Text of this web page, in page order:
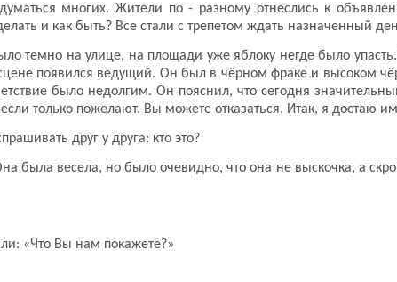
многих. Жители по - разному отнеслись к
и как быть? Все стали с трепетом ждать назначенный
темно на улице, на площади уже яблоку негде было
появился ведущий. Он был в чёрном фраке и высоком
было недолгим. Он пояснил, что сегодня
только пожелают. Вы можете отказаться. Итак, я достаю
друг у друга: кто это?
была весела, но было очевидно, что она не выскочка, а
«Что Вы нам покажете?»